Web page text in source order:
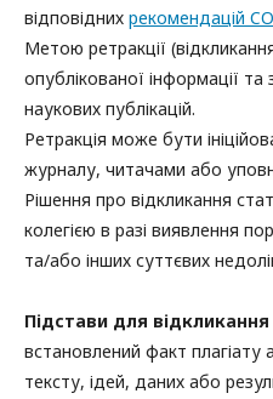
відповідних рекомендацій
Метою ретракції
опублікованої інформації
наукових публікацій.
Ретракція може бути
журналу, читачами або
Рішення про відкликання
колегією в разі виявлення
та/або інших суттєвих
Підстави для відкликання
встановлений факт плагіату
тексту, ідей, даних або